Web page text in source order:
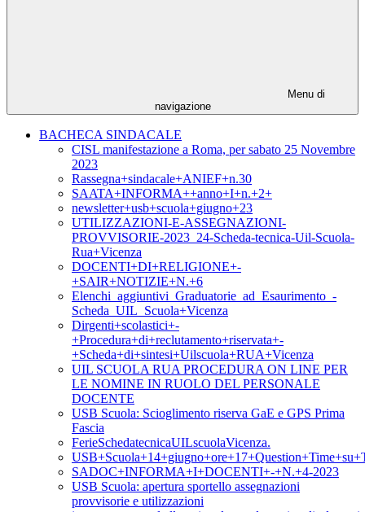
Menu di
navigazione
BACHECA SINDACALE
CISL manifestazione a Roma, per sabato 25 Novembre
2023
Rassegna+sindacale+ANIEF+n.30
SAATA+INFORMA++anno+I+n.+2+
newsletter+usb+scuola+giugno+23
UTILIZZAZIONI-E-ASSEGNAZIONI-
PROVVISORIE-2023_24-Scheda-tecnica-Uil-Scuola-
Rua+Vicenza
DOCENTI+DI+RELIGIONE+-
+SAIR+NOTIZIE+N.+6
Elenchi_aggiuntivi_Graduatorie_ad_Esaurimento_-
Scheda_UIL_Scuola+Vicenza
Dirgenti+scolastici+-
+Procedura+di+reclutamento+riservata+-
+Scheda+di+sintesi+Uilscuola+RUA+Vicenza
UIL SCUOLA RUA PROCEDURA ON LINE PER
LE NOMINE IN RUOLO DEL PERSONALE
DOCENTE
USB Scuola: Scioglimento riserva GaE e GPS Prima
Fascia
FerieSchedatecnicaUILscuolaVicenza.
SADOC+INFORMA+I+DOCENTI+-+N.+4-2023
USB Scuola: apertura sportello assegnazioni
provvisorie e utilizzazioni